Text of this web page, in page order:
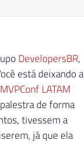
DevelopersBR,
está deixando a
MVPConf LATAM
de forma
tivessem a
já que ela